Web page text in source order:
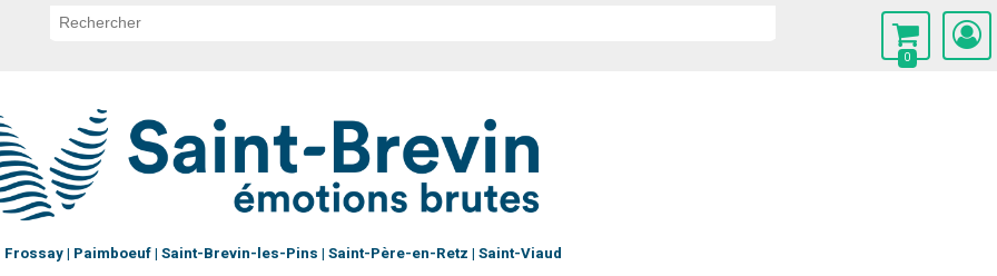
0
Frossay Paimboeuf Saint-Brevin-les-Pins Saint-Père-en-Retz Saint-Viaud